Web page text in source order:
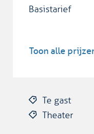
Basistarief
Toon alle
Te gast
Theater